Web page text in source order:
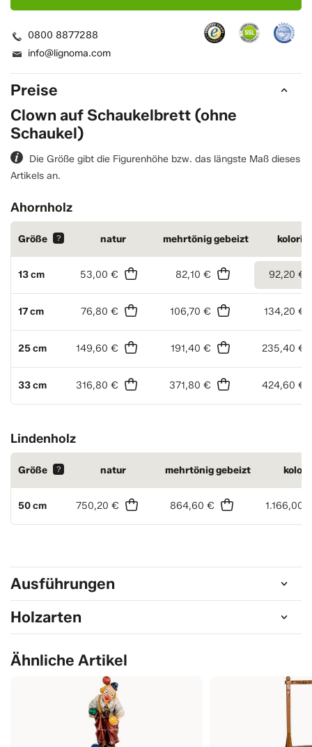
Preise
Clown auf Schaukelbrett (ohne
Schaukel)
Die Größe gibt die Figurenhöhe bzw. das längste Maß dieses
Artikels an.
Ahornholz
Größe ? natur mehrtönig gebeizt
13 cm 53,00 € 82,10 € 92,20 €
17 cm 76,80 € 106,70 € 134,20 €
25 cm 149,60 € 191,40 € 235,40 €
33 cm 316,80 € 371,80 € 424,60 €
Lindenholz
Größe ? natur mehrtönig gebeizt
50 cm 750,20 € 864,60 € 1.166,00
Ausführungen
Holzarten
0800 8877288
info@lignoma.com
Ähnliche Artikel